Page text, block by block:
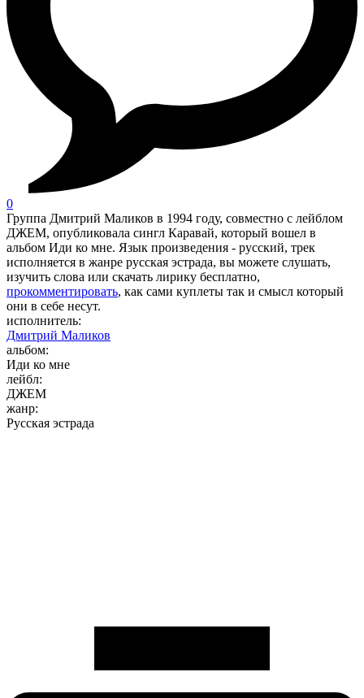
0
Группа Дмитрий Маликов в 1994 году, совместно с лейблом
ДЖЕМ, опубликовала сингл Каравай, который вошел в
альбом Иди ко мне. Язык произведения - русский, трек
исполняется в жанре русская эстрада, вы можете слушать,
изучить слова или скачать лирику бесплатно,
прокомментировать, как сами куплеты так и смысл который
они в себе несут.
исполнитель:
Дмитрий Маликов
альбом:
Иди ко мне
лейбл:
ДЖЕМ
жанр:
Русская эстрада